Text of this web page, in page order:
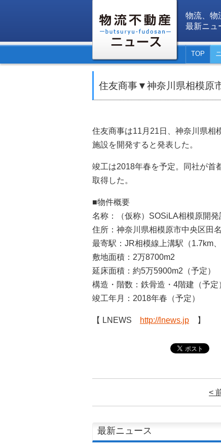
物流、物
最新ニュ
TOP
住友商事▼神奈川県相模原
住友商事は11月21日、神奈川県相
施設を開発すると発表した。
竣工は2018年春を予定。同社が首
取得した。
■物件概要
名称：（仮称）SOSiLA相模原開発
住所：神奈川県相模原市中央区田名
最寄駅：JR相模線上溝駅（1.7km、
敷地面積：2万8700m2
延床面積：約5万5900m2（予定）
構造・階数：鉄骨造・4階建（予定
竣工年月：2018年春（予定）
【 LNEWS http://lnews.jp 】
<
最新ニュース